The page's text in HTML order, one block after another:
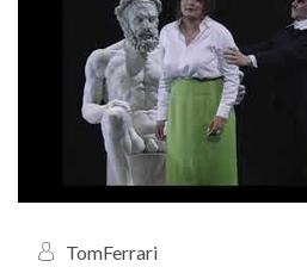
TomFerrari